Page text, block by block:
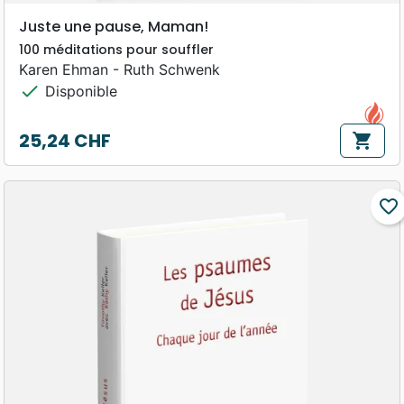
Juste une pause, Maman!
100 méditations pour souffler
Karen Ehman - Ruth Schwenk
check Disponible
Prix
25,24 CHF shopping_cart
favorite_border